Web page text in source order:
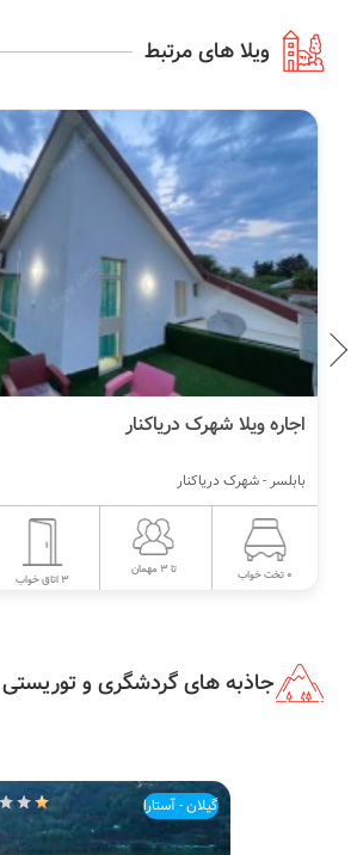
ویلا های مرتبط
اجاره ویلا شهرک دریاکنار
بابلسر - شهرک دریاکنار
0 تخت خواب تا 3 مهمان
3 اتاق خواب
جاذبه های گردشگری و توریستی
گیلان - آستارا